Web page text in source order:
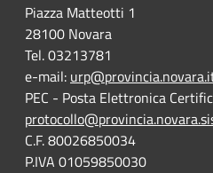
Piazza Matteotti 1
28100 Novara
Tel. 03213781
e-mail:
PEC - Posta Elettronica
C.F. 80026850034
P.IVA 01059850030